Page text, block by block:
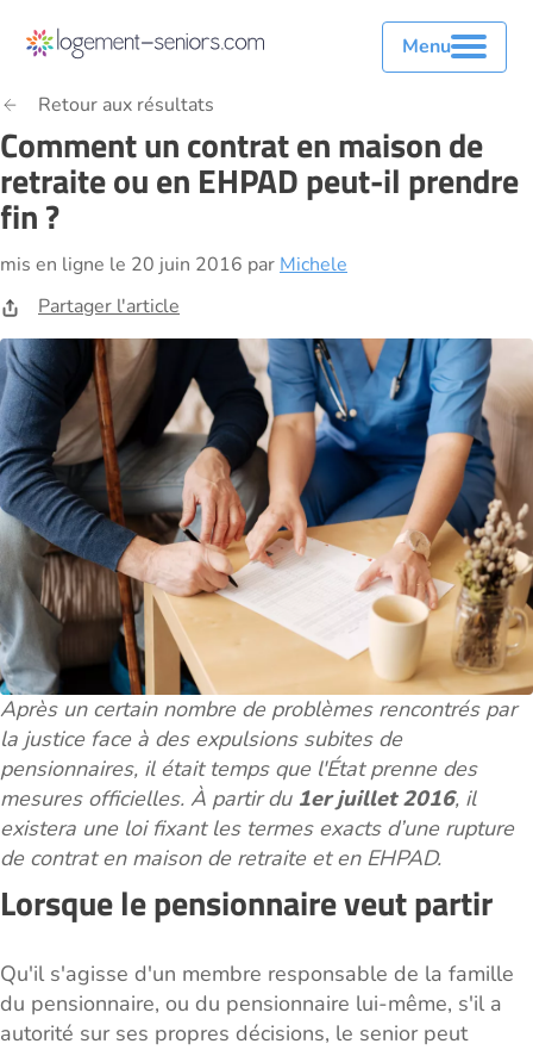
Menu
Retour aux résultats
Comment un contrat en maison de
retraite ou en EHPAD peut-il prendre
fin ?
mis en ligne le 20 juin 2016 par Michele
Partager l'article
Après un certain nombre de problèmes rencontrés par
la justice face à des expulsions subites de
pensionnaires, il était temps que l'État prenne des
mesures officielles. À partir du 1er juillet 2016, il
existera une loi fixant les termes exacts d’une rupture
de contrat en maison de retraite et en EHPAD.
Lorsque le pensionnaire veut partir
Qu'il s'agisse d'un membre responsable de la famille
du pensionnaire, ou du pensionnaire lui-même, s'il a
autorité sur ses propres décisions, le senior peut